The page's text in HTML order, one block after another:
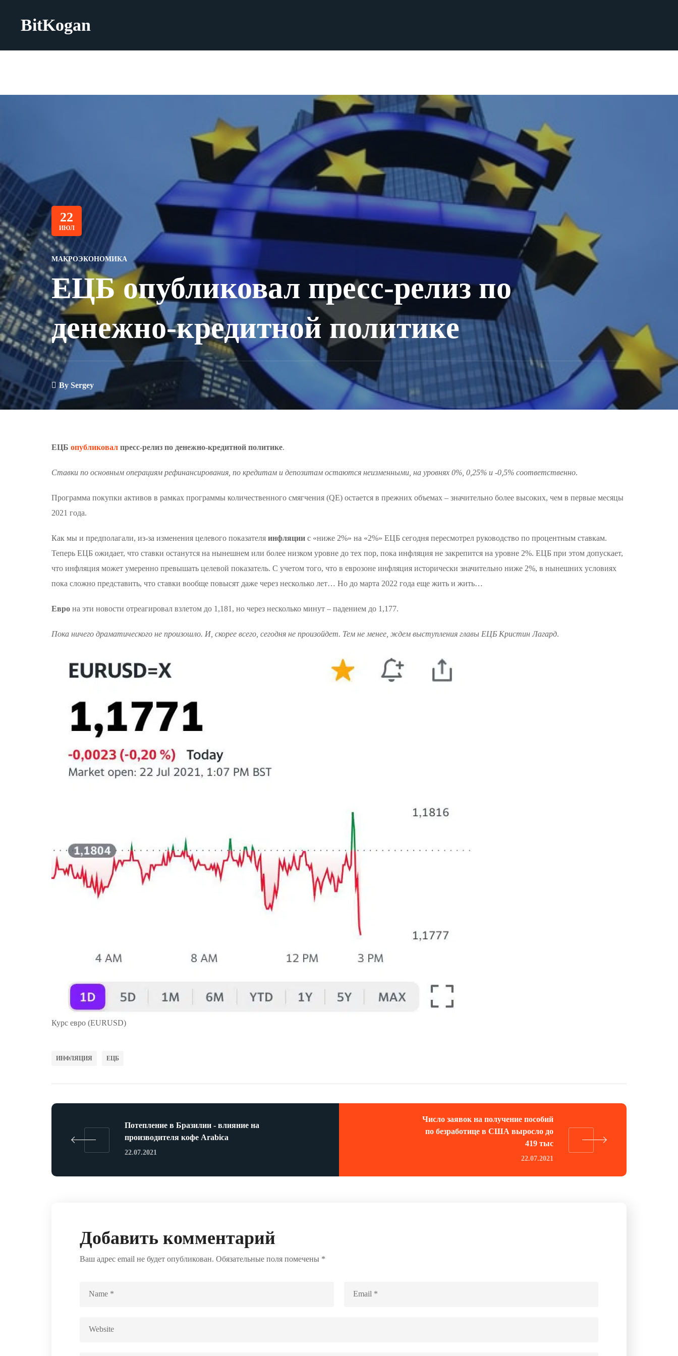
BitKogan
22
ИЮЛ
МАКРОЭКОНОМИКА
ЕЦБ опубликовал пресс-релиз по
денежно-кредитной политике
By Sergey
ЕЦБ опубликовал пресс-релиз по денежно-кредитной политике.
Ставки по основным операциям рефинансирования, по кредитам и депозитам остаются неизменными, на уровнях 0%, 0,25% и -0,5% соответственно.
Программа покупки активов в рамках программы количественного смягчения (QE) остается в прежних объемах – значительно более высоких, чем в первые месяцы
2021 года.
Как мы и предполагали, из-за изменения целевого показателя инфляции с «ниже 2%» на «2%» ЕЦБ сегодня пересмотрел руководство по процентным ставкам.
Теперь ЕЦБ ожидает, что ставки останутся на нынешнем или более низком уровне до тех пор, пока инфляция не закрепится на уровне 2%. ЕЦБ при этом допускает,
что инфляция может умеренно превышать целевой показатель. С учетом того, что в еврозоне инфляция исторически значительно ниже 2%, в нынешних условиях
пока сложно представить, что ставки вообще повысят даже через несколько лет… Но до марта 2022 года еще жить и жить…
Евро на эти новости отреагировал взлетом до 1,181, но через несколько минут – падением до 1,177.
Пока ничего драматического не произошло. И, скорее всего, сегодня не произойдет. Тем не менее, ждем выступления главы ЕЦБ Кристин Лагард.
Курс евро (EURUSD)
ИНФЛЯЦИЯ ЕЦБ
Потепление в Бразилии - влияние на
производителя кофе Arabica
22.07.2021
Число заявок на получение пособий
по безработице в США выросло до
419 тыс
22.07.2021
Добавить комментарий
Ваш адрес email не будет опубликован. Обязательные поля помечены *